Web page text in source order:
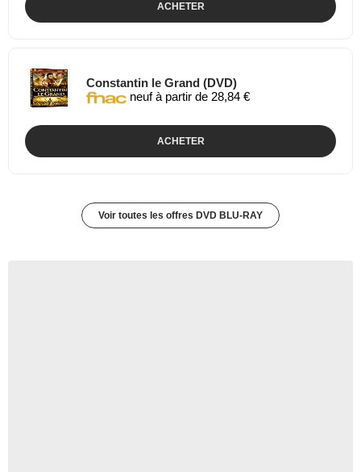
ACHETER
Constantin le Grand (DVD)
neuf à partir de 28,84 €
ACHETER
Voir toutes les offres DVD BLU-RAY